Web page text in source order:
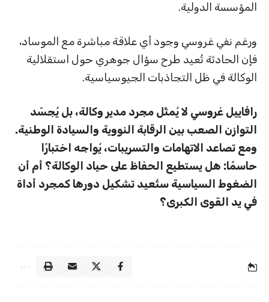
المؤسسة الدولية.
ورغم نفي غروسي وجود أي علاقة مباشرة مع الموساد،
فإن الحادثة تُعيد طرح سؤال جوهري حول استقلالية
الوكالة في ظل التجاذبات الجيوسياسية.
رافاييل غروسي لا يُمثّل مجرد مدير وكالة، بل يُجسّد
التوازن الصعب بين الرقابة النووية والسيادة الوطنية.
ومع تصاعد الاتهامات والتسريبات، يُواجه اختبارًا
حاسمًا: هل يستطيع الحفاظ على حياد الوكالة؟ أم أن
الضغوط السياسية ستُعيد تشكيل دورها كمجرد أداة
في يد القوى الكبرى؟